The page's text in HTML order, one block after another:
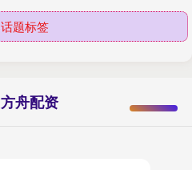
题标签
舟配资